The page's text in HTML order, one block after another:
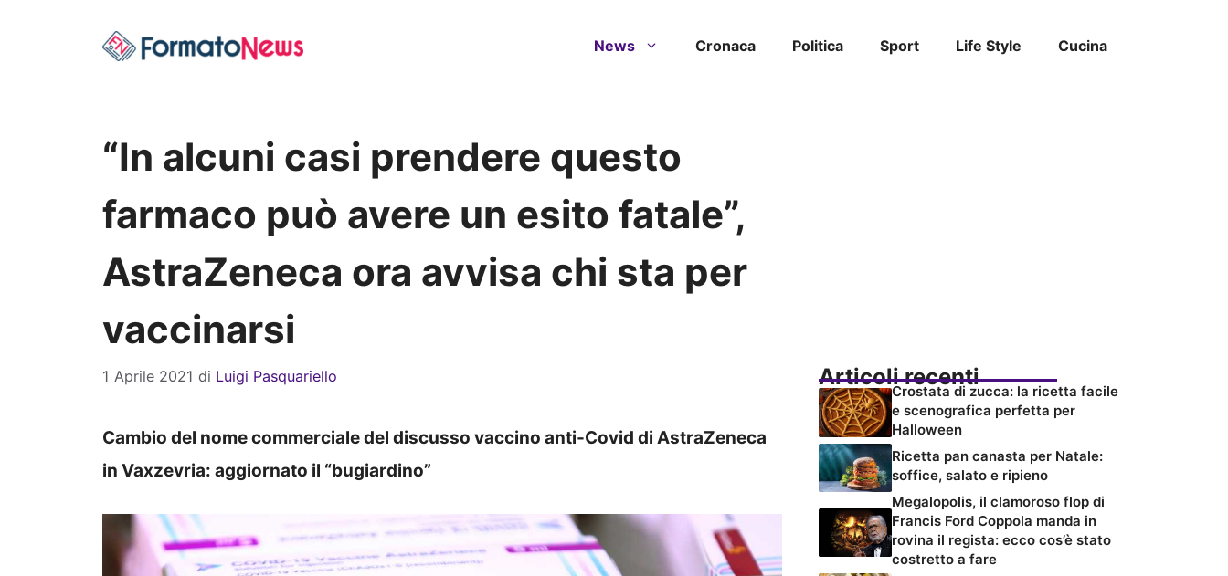
News Cronaca Politica Sport Life Style Cucina
“In alcuni casi prendere questo
farmaco può avere un esito fatale”,
AstraZeneca ora avvisa chi sta per
vaccinarsi
1 Aprile 2021 di Luigi Pasquariello
Cambio del nome commerciale del discusso vaccino anti-Covid di AstraZeneca
in Vaxzevria: aggiornato il “bugiardino”
Articoli recenti
Crostata di zucca: la ricetta facile
e scenografica perfetta per
Halloween
Ricetta pan canasta per Natale:
soffice, salato e ripieno
Megalopolis, il clamoroso flop di
Francis Ford Coppola manda in
rovina il regista: ecco cos’è stato
costretto a fare